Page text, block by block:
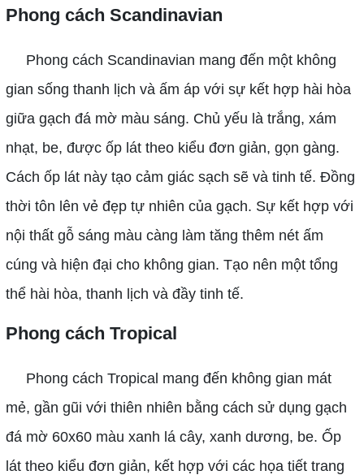
Phong cách Scandinavian
Phong cách Scandinavian mang đến một không
gian sống thanh lịch và ấm áp với sự kết hợp hài hòa
giữa gạch đá mờ màu sáng. Chủ yếu là trắng, xám
nhạt, be, được ốp lát theo kiểu đơn giản, gọn gàng.
Cách ốp lát này tạo cảm giác sạch sẽ và tinh tế. Đồng
thời tôn lên vẻ đẹp tự nhiên của gạch. Sự kết hợp với
nội thất gỗ sáng màu càng làm tăng thêm nét ấm
cúng và hiện đại cho không gian. Tạo nên một tổng
thể hài hòa, thanh lịch và đầy tinh tế.
Phong cách Tropical
Phong cách Tropical mang đến không gian mát
mẻ, gần gũi với thiên nhiên bằng cách sử dụng gạch
đá mờ 60x60 màu xanh lá cây, xanh dương, be. Ốp
lát theo kiểu đơn giản, kết hợp với các họa tiết trang